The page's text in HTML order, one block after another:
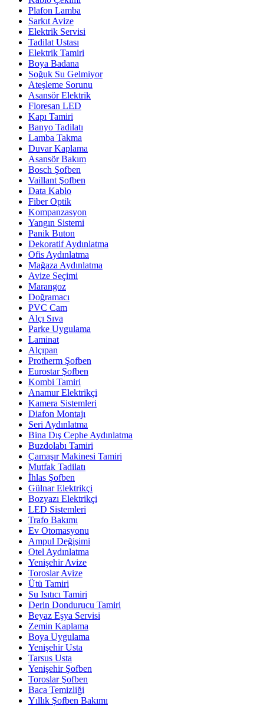
Plafon Lamba
Sarkıt Avize
Elektrik Servisi
Tadilat Ustası
Elektrik Tamiri
Boya Badana
Soğuk Su Gelmiyor
Ateşleme Sorunu
Asansör Elektrik
Floresan LED
Kapı Tamiri
Banyo Tadilatı
Lamba Takma
Duvar Kaplama
Asansör Bakım
Bosch Şofben
Vaillant Şofben
Data Kablo
Fiber Optik
Kompanzasyon
Yangın Sistemi
Panik Buton
Dekoratif Aydınlatma
Ofis Aydınlatma
Mağaza Aydınlatma
Avize Seçimi
Marangoz
Doğramacı
PVC Cam
Alçı Sıva
Parke Uygulama
Laminat
Alçıpan
Protherm Şofben
Eurostar Şofben
Kombi Tamiri
Anamur Elektrikçi
Kamera Sistemleri
Diafon Montajı
Seri Aydınlatma
Bina Dış Cephe Aydınlatma
Buzdolabı Tamiri
Çamaşır Makinesi Tamiri
Mutfak Tadilatı
İhlas Şofben
Gülnar Elektrikçi
Bozyazı Elektrikçi
LED Sistemleri
Trafo Bakımı
Ev Otomasyonu
Ampul Değişimi
Otel Aydınlatma
Yenişehir Avize
Toroslar Avize
Ütü Tamiri
Su Isıtıcı Tamiri
Derin Dondurucu Tamiri
Beyaz Eşya Servisi
Zemin Kaplama
Boya Uygulama
Yenişehir Usta
Tarsus Usta
Yenişehir Şofben
Toroslar Şofben
Baca Temizliği
Yıllık Şofben Bakımı